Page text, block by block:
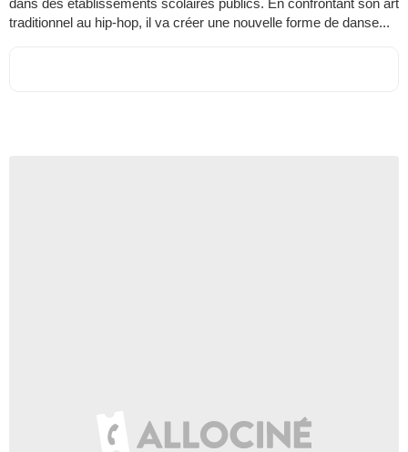
traditionnel au hip-hop, il va créer une nouvelle forme de danse...